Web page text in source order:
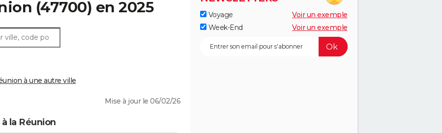
(47700) en 2025
à une autre ville
Mise à jour le 06/02/26
la Réunion
Voyage
Voir un exemple
Week-End
Voir un exemple